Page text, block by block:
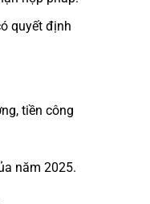
quyết định
tiền công
năm 2025.